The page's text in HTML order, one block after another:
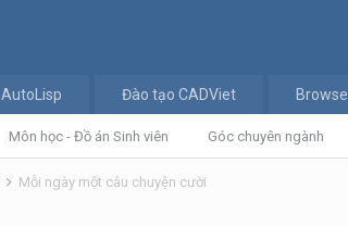
Môn học - Đồ án Sinh viên Góc chuyên ngành
AutoLisp Đào tạo CADViet Browse
Mỗi ngày một câu chuyện cười